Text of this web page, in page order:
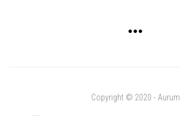
Copyright © 2020 - Aurum